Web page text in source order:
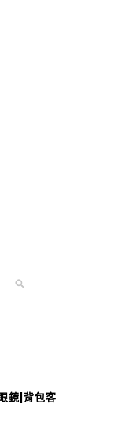
|背包客攻